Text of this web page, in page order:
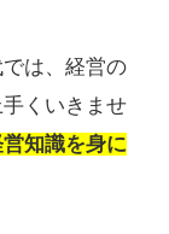
は、経営の
くいきませ
知識を身に